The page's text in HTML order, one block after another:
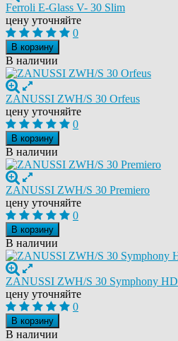
Ferroli E-Glass V- 30 Slim
цену уточняйте
0
В корзину
В наличии
ZANUSSI ZWH/S 30 Orfeus
цену уточняйте
0
В корзину
В наличии
ZANUSSI ZWH/S 30 Premiero
цену уточняйте
0
В корзину
В наличии
ZANUSSI ZWH/S 30 Symphony HD
цену уточняйте
0
В корзину
В наличии